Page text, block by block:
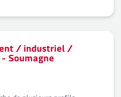
/ industriel /
Soumagne